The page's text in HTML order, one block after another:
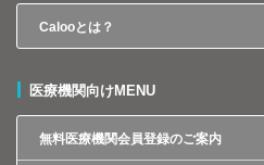
Calooとは？
医療機関向けMENU
無料医療機関会員登録のご案内